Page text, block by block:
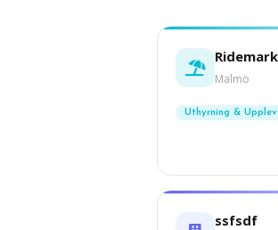
Malmö
Uthyrning &
ssfsdf